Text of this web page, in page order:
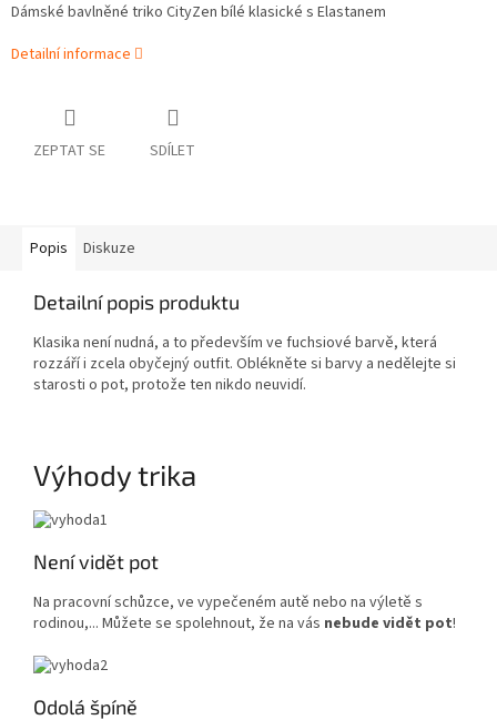
Dámské bavlněné triko CityZen bílé klasické s Elastanem
Detailní informace
ZEPTAT SE SDÍLET
Popis Diskuze
Detailní popis produktu
Klasika není nudná, a to především ve fuchsiové barvě, která
rozzáří i zcela obyčejný outfit. Oblékněte si barvy a nedělejte si
starosti o pot, protože ten nikdo neuvidí.
Výhody trika
Není vidět pot
Na pracovní schůzce, ve vypečeném autě nebo na výletě s
rodinou,... Můžete se spolehnout, že na vás nebude vidět pot!
Odolá špíně